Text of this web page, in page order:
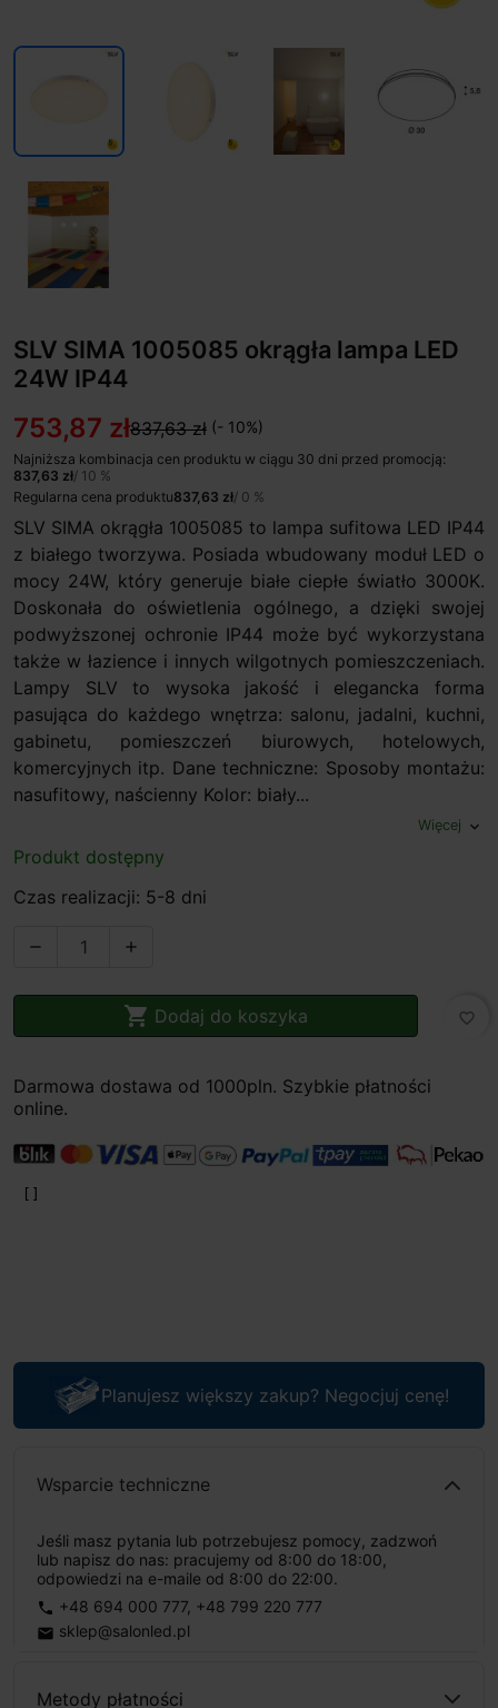
SLV SIMA 1005085 okrągła lampa LED
24W IP44
753,87 zł837,63 zł (- 10%)
Najniższa kombinacja cen produktu w ciągu 30 dni przed promocją:
837,63 zł/ 10 %
Regularna cena produktu837,63 zł/ 0 %
SLV SIMA okrągła 1005085 to lampa sufitowa LED IP44
z białego tworzywa. Posiada wbudowany moduł LED o
mocy 24W, który generuje białe ciepłe światło 3000K.
Doskonała do oświetlenia ogólnego, a dzięki swojej
podwyższonej ochronie IP44 może być wykorzystana
także w łazience i innych wilgotnych pomieszczeniach.
Lampy SLV to wysoka jakość i elegancka forma
pasująca do każdego wnętrza: salonu, jadalni, kuchni,
gabinetu, pomieszczeń biurowych, hotelowych,
komercyjnych itp. Dane techniczne: Sposoby montażu:
nasufitowy, naścienny Kolor: biały...
Więcej expand_more
Produkt dostępny
Czas realizacji: 5-8 dni
 
 Dodaj do koszyka favorite_border
Darmowa dostawa od 1000pln. Szybkie płatności
online.
Planujesz większy zakup? Negocjuj cenę!
Wsparcie techniczne
Jeśli masz pytania lub potrzebujesz pomocy, zadzwoń
lub napisz do nas: pracujemy od 8:00 do 18:00,
odpowiedzi na e-maile od 8:00 do 22:00.
phone +48 694 000 777, +48 799 220 777
email sklep@salonled.pl
Metody płatności